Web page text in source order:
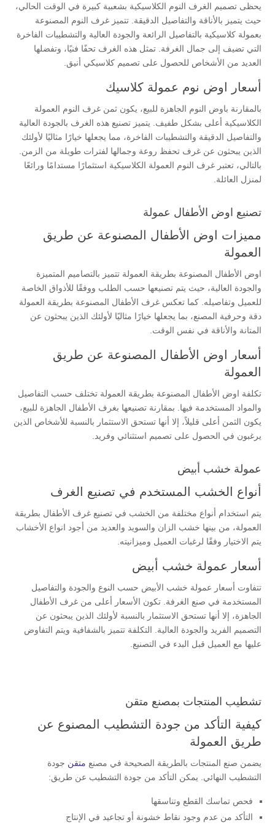
يحظى تصميم الغرف النوم الكلاسيكية بشعبية كبيرة في الوقت الحالي،
حيث يتميز بالأناقة والتفاصيل الدقيقة. تتميز غرف النوم المصنوعة
بعمولة كلاسيكية بالتفاصيل الرائعة والجودة العالية والتشطيبات الفاخرة
التي تضيف إلى جمال الغرفة. تمثل هذه الغرف تحفًا فنيًا، وتفضلها
العديد من الأشخاص للحصول على تصميم كلاسيكي أنيق.
أسعار اوض نوم عمولة كلاسيك
بالمقارنة باوض النوم الجاهزة للبيع، يكون ثمن غرف النوم العمولة
الكلاسيكية أعلى بشكل طفيف. يتميز تصنيع هذه الغرف بالجودة العالية
والتفاصيل الدقيقة والتشطيبات الفاخرة، مما يجعلها خيارًا مثاليًا لأولئك
الذين يبحثون عن غرف تحفظ روعة وجمالها لفترات طويلة من الزمن.
بالتالي، تعتبر غرف النوم العمولة الكلاسيكية استثمارًا مستدامًا ورائعًا
لمنزل العائلة.
تصنيع اوض الأطفال عمولة
مميزات اوض الأطفال المصنوعة عن طريق
العمولة
اوض الأطفال المصنوعة بطريقة العمولة تتميز بالتصاميم المتميزة
والجودة العالية، حيث يتم تصنيعها حسب الطلب ووفقًا للأذواق الخاصة
للعميل وتفاصيله. كما تعكس غرف الأطفال المصنوعة بطريقة العمولة
دقة وحرفية المصنع، بما يجعلها خيارًا مثاليًا لأولئك الذين يبحثون عن
المتانة والأناقة في نفس الوقت.
أسعار اوض الأطفال المصنوعة عن طريق
العمولة
تكلفة اوض الأطفال المصنوعة بطريقة العمولة تختلف حسب التفاصيل
والمواد المستخدمة فيها. بمقارنة تصنيعها بغرف الأطفال الجاهزة للبيع،
يكون الثمن أعلى قليلاً، إلا أنها تستحق الاستثمار بالنسبة للأشخاص الذين
يرغبون في الحصول على تصميم استثنائي وفريد.
عمولة خشب أبيض
أنواع الخشب المستخدم في تصنيع الغرف
يتم استخدام أنواع مختلفة من الخشب في تصنيع غرف الأطفال بطريقة
العمولة، من بينها خشب الزان والسويد والعديد من أجود انواع الأخشاب
يتم الاختيار وفقًا لرغبات العميل وميزانيته.
أسعار عمولة خشب أبيض
تتفاوت أسعار عمولة خشب الأبيض حسب النوع والجودة والتفاصيل
المستخدمة في صنع الغرفة. تكون الأسعار أعلى من غرف الأطفال
الجاهزة، إلا أنها تستحق الاستثمار بالنسبة لأولئك الذين يبحثون عن
التصميم الفريد والجودة العالية. التكلفة تتميز بالشفافية ويتم التفاوض
عليها مع العميل قبل البدء في التصنيع.
تشطيب المنتجات بمصنع متقن
كيفية التأكد من جودة التشطيب المصنوع عن
طريق العمولة
يضمن صنع المنتجات بالطريقة الصحيحة في مصنع متقن جودة
التشطيب النهائي. يمكن التأكد من جودة التشطيب عن طريق:
فحص تماسك القطع وتناسقها
التأكد من عدم وجود نقاط خشونة أو تجاعيد في الإنتاج